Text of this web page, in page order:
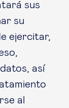
sus
su
ejercitar,
así
al